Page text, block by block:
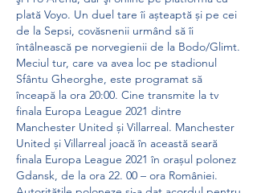
plată Voyo. Un duel tare îi așteaptă și pe cei
de la Sepsi, covăsnenii urmând să îi
întâlnească pe norvegienii de la Bodo/Glimt.
Meciul tur, care va avea loc pe stadionul
Sfântu Gheorghe, este programat să
înceapă la ora 20:00. Cine transmite la tv
finala Europa League 2021 dintre
Manchester United și Villarreal. Manchester
United și Villarreal joacă în această seară
finala Europa League 2021 în orașul polonez
Gdansk, de la ora 22. 00 – ora României.